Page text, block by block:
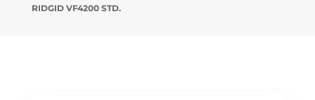
RIDGID VF4200 STD.